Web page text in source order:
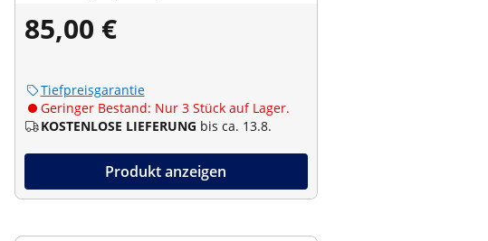
85,00 €
Tiefpreisgarantie
Geringer Bestand: Nur 3 Stück auf Lager.
KOSTENLOSE LIEFERUNG bis ca. 13.8.
Produkt anzeigen